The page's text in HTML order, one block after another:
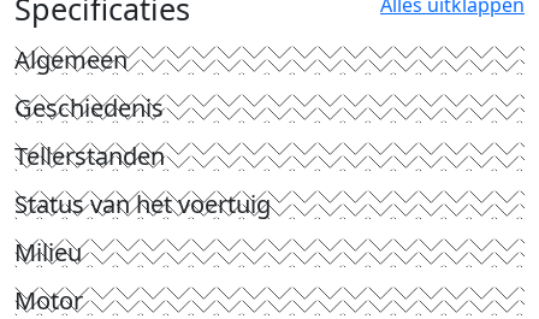
Specificaties
Algemeen
Geschiedenis
Tellerstanden
Status van het voertuig
Milieu
Motor